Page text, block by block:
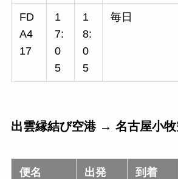
FD
A4
17
1
7:
0
5
1
8:
0
5
毎日
出雲縁結び空港 → 名古屋小
便名 出発 到着